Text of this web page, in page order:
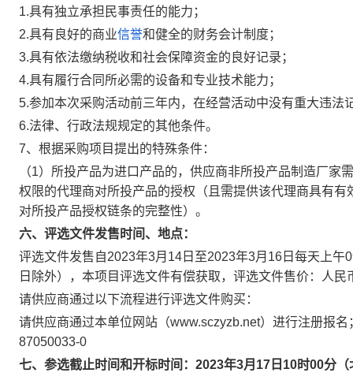
1.具有独立承担民事责任的能力；
2.具有良好的商业信誉和健全的财务会计制度；
3.具有依法缴纳税收和社会保障资金的良好记录；
4.具有履行合同所必需的设备和专业技术能力；
5.参加本次采购活动前三年内，在经营活动中没有重大违法
6.法律、行政法规规定的其他条件。
7、根据采购项目提出的特殊条件：
（1）所投产品为进口产品的，供应商非所投产品制造厂家
权限的代理商对所投产品的授权（且需提供该代理商具有
对所投产品授权链条的完整性）。
六、评选文件发售时间、地点：
评选文件发售自2023年3月 14 日至2023年3月 16 日每天上午
日除外），本项目评选文件有偿获取，评选文件售价：人民
请供应商通过以下流程进行评选文件购买：
请供应商通过本单位网站（www.sczyzb.net）进行注册报名
87050033-0
七、参选截止时间和开标时间： 2023年3月 17 日 10时00分（